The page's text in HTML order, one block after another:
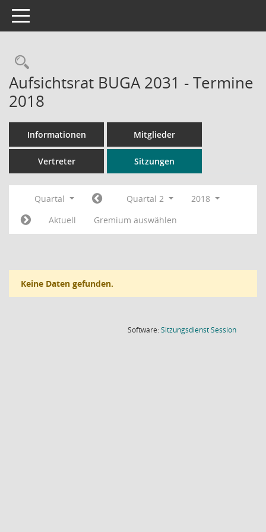
Toggle navigation
Rechercheauswahl
Aufsichtsrat BUGA 2031 - Termine
2018
Informationen Mitglieder
Vertreter Sitzungen
Quartal Quartal 2
2018
Aktuell
Gremium auswählen
Keine Daten gefunden.
Software:SitzungsdienstSession(Wird in